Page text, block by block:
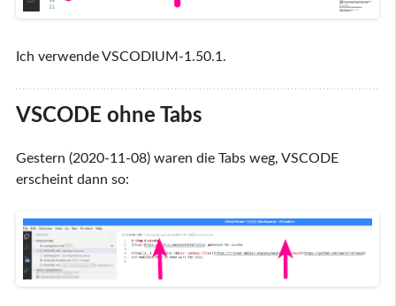
Ich verwende VSCODIUM-1.50.1.
VSCODE ohne Tabs
Gestern (2020-11-08) waren die Tabs weg, VSCODE
erscheint dann so: